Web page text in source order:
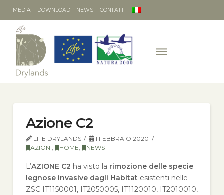
MEDIA DOWNLOAD NEWS CONTATTI
Azione C2
LIFE DRYLANDS
1 FEBBRAIO 2020
AZIONI
HOME NEWS
L’AZIONE C2 ha visto la rimozione delle specie
legnose invasive dagli Habitat esistenti nelle
ZSC IT1150001, IT2050005, IT1120010, IT2010010,